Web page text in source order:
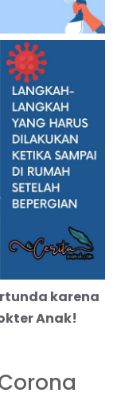
karena
Anak!